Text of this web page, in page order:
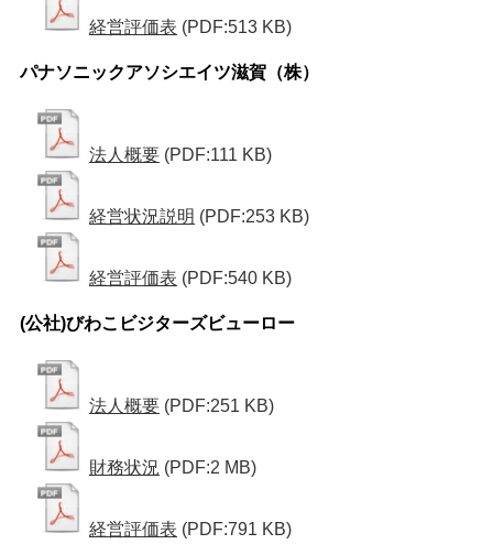
経営評価表 (PDF:513 KB)
パナソニックアソシエイツ滋賀（株）
法人概要 (PDF:111 KB)
経営状況説明 (PDF:253 KB)
経営評価表 (PDF:540 KB)
(公社)びわこビジターズビューロー
法人概要 (PDF:251 KB)
財務状況 (PDF:2 MB)
経営評価表 (PDF:791 KB)